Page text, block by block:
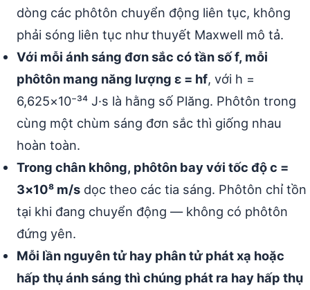
dòng các phôtôn chuyển động liên tục, không
phải sóng liên tục như thuyết Maxwell mô tả.
Với mỗi ánh sáng đơn sắc có tần số f, mỗi
phôtôn mang năng lượng ε = hf, với h =
6,625×10⁻³⁴ J·s là hằng số Plăng. Phôtôn trong
cùng một chùm sáng đơn sắc thì giống nhau
hoàn toàn.
Trong chân không, phôtôn bay với tốc độ c =
3×10⁸ m/s dọc theo các tia sáng. Phôtôn chỉ tồn
tại khi đang chuyển động — không có phôtôn
đứng yên.
Mỗi lần nguyên tử hay phân tử phát xạ hoặc
hấp thụ ánh sáng thì chúng phát ra hay hấp thụ